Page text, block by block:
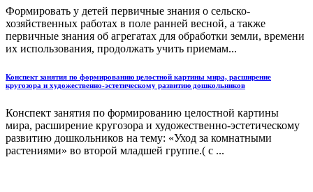
Формировать у детей первичные знания о сельско-
хозяйственных работах в поле ранней весной, а также
первичные знания об агрегатах для обработки земли, времени
их использования, продолжать учить приемам...
Конспект занятия по формированию целостной картины мира, расширение
кругозора и художественно-эстетическому развитию дошкольников
Конспект занятия по формированию целостной картины
мира, расширение кругозора и художественно-эстетическому
развитию дошкольников на тему: «Уход за комнатными
растениями» во второй младшей группе.( с ...